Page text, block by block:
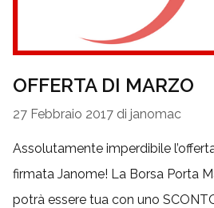
OFFERTA DI MARZO
27 Febbraio 2017 di janomac
Assolutamente imperdibile
firmata Janome! La Borsa Porta
potrà essere tua con uno